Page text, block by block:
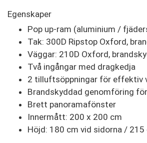
Egenskaper
Pop up-ram (aluminium /
Tak: 300D Ripstop Oxford,
Väggar: 210D Oxford,
Två ingångar med dragkedja
2 tilluftsöppningar för effektiv
Brandskyddad genomföring
Brett panoramafönster
Innermått: 200 x 200 cm
Höjd: 180 cm vid sidorna /